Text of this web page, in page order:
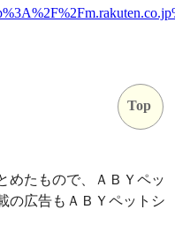
Top
めたもので、ＡＢＹペッ
の広告もＡＢＹペットシ